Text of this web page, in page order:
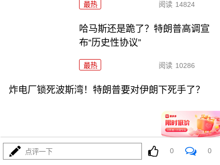
最热 阅读 14824
哈马斯还是跪了？特朗普高调宣
布“历史性协议”
最热 阅读 10286
炸电厂锁死波斯湾！特朗普要对伊朗下死手了？
最热 8893 08-01
点评一下 0 0